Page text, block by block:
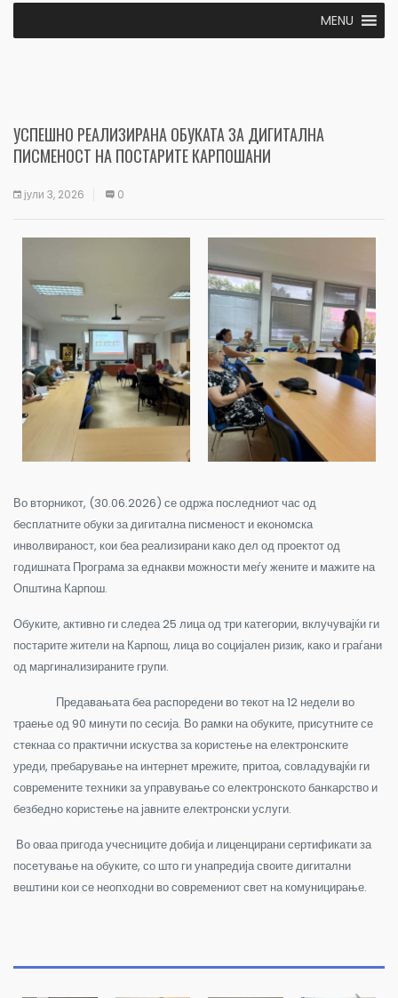
MENU
УСПЕШНО РЕАЛИЗИРАНА ОБУКАТА ЗА ДИГИТАЛНА
ПИСМЕНОСТ НА ПОСТАРИТЕ КАРПОШАНИ
јули 3, 2026 0
Во вторникот, (30.06.2026) се одржа последниот час од
бесплатните обуки за дигитална писменост и економска
инволвираност, кои беа реализирани како дел од проектот од
годишната Програма за еднакви можности меѓу жените и мажите на
Општина Карпош.
Обуките, активно ги следеа 25 лица од три категории, вклучувајќи ги
постарите жители на Карпош, лица во социјален ризик, како и граѓани
од маргинализираните групи.
Предавањата беа распоредени во текот на 12 недели во
траење од 90 минути по сесија. Во рамки на обуките, присутните се
стекнаа со практични искуства за користење на електронските
уреди, пребарување на интернет мрежите, притоа, совладувајќи ги
современите техники за управување со електронското банкарство и
безбедно користење на јавните електронски услуги.
Во оваа пригода учесниците добија и лиценцирани сертификати за
посетување на обуките, со што ги унапредија своите дигитални
вештини кои се неопходни во современиот свет на комуницирање.